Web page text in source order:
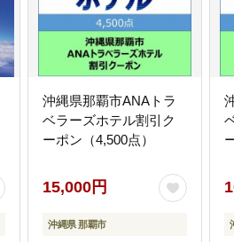
沖縄県那覇市ANAトラ
ベラーズホテル割引ク
ーポン（4,500点）
15,000円
沖縄県 那覇市